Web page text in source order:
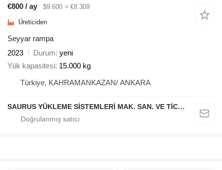
€800 / ay
$9.600 ≈ €8.309
Üreticiden
Seyyar rampa
2023
Durum yeni
Yük kapasitesi 15.000 kg
Türkiye, KAHRAMANKAZAN/ ANKARA
SAURUS YÜKLEME SİSTEMLERİ MAK. SAN. VE TİC. LTD. ŞTİ.